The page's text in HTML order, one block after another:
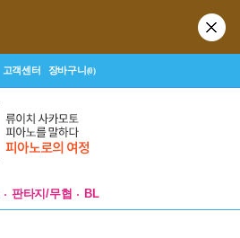
고객센터 장바구니(0)
판타지/무협 BL